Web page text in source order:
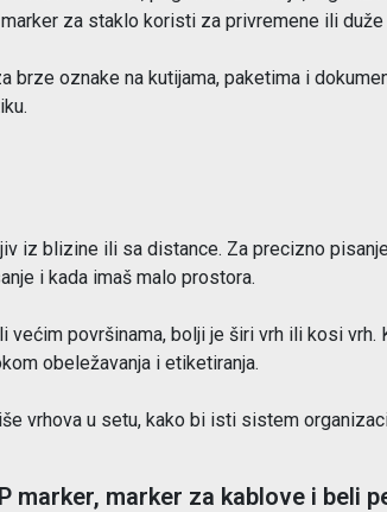
za staklo koristi za privremene ili
brze oznake na kutijama, paketima i
iz blizine ili sa distance. Za precizno
i kada imaš malo prostora.
većim površinama, bolji je širi vrh ili kosi
obeležavanja i etiketiranja.
vrhova u setu, kako bi isti sistem
marker, marker za kablove i beli